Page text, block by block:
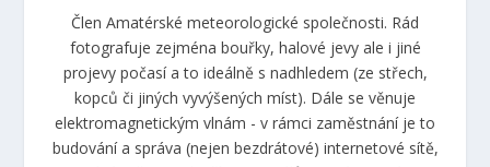
Člen Amatérské meteorologické společnosti. Rád
fotografuje zejména bouřky, halové jevy ale i jiné
projevy počasí a to ideálně s nadhledem (ze střech,
kopců či jiných vyvýšených míst). Dále se věnuje
elektromagnetickým vlnám - v rámci zaměstnání je to
budování a správa (nejen bezdrátové) internetové sítě,